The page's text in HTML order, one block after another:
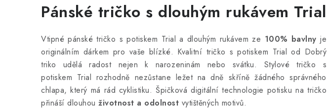
Pánské tričko s dlouhým rukávem Trial
Vtipné pánské tričko s potiskem Trial a dlouhým rukávem ze 100% bavlny je
originálním dárkem pro vaše blízké. Kvalitní tričko s potiskem Trial od Dobrý
triko udělá radost nejen k narozeninám nebo svátku. Stylové tričko s
potiskem Trial rozhodně nezůstane ležet na dně skříně žádného správného
chlapa, který má rád cyklistiku. Špičková digitální technologie potisku na tričko
přináší dlouhou životnost a odolnost vytištěných motivů.